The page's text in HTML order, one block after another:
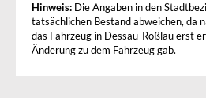
Hinweis: Die Angaben in den
tatsächlichen Bestand abweichen, da
das Fahrzeug in Dessau-Roßlau erst
Änderung zu dem Fahrzeug gab.